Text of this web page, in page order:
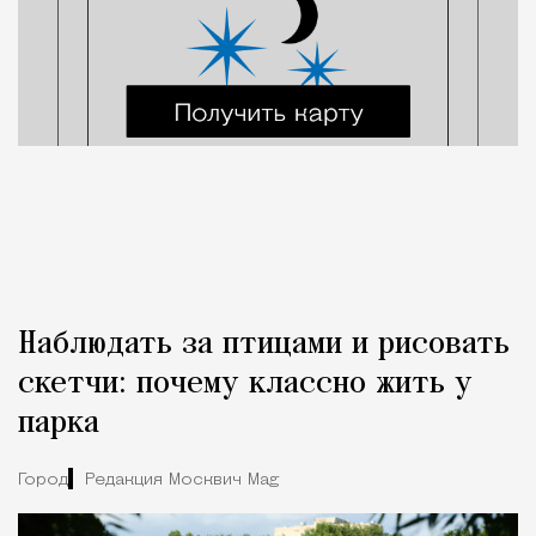
Наблюдать за птицами и рисовать
скетчи: почему классно жить у
парка
Город Редакция Москвич Mag